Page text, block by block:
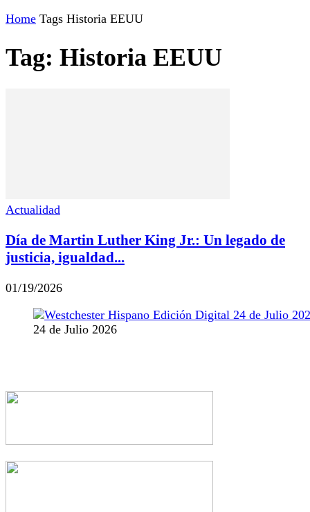
Home Tags Historia EEUU
Tag: Historia EEUU
Actualidad
Día de Martin Luther King Jr.: Un legado de
justicia, igualdad...
01/19/2026
24 de Julio 2026